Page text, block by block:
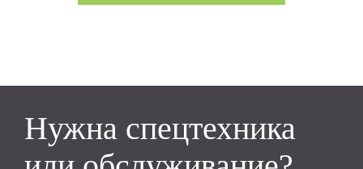
Нужна спецтехника